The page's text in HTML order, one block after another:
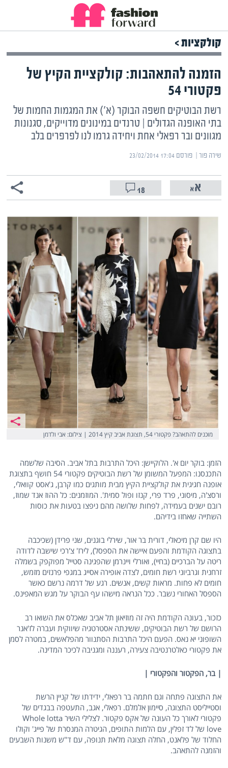
קולקציות >
הזמנה להתאהבות: קולקציית הקיץ של
פקטורי 54
רשת הבוטיקים חשפה הבוקר (א') את המגמות החמות של
בתי האופנה הגדולים | טרנדים במינונים מדוייקים, סגנונות
מגוונים ובר רפאלי אחת ויחידה גרמו לנו לפרפרים בלב
שירה פור | ‏פורסם ‎23/02/2014 17:04
18
מוכנים להתאהב? פקטורי 54, תצוגת אביב קיץ 2014 | צילום: אבי ולדמן
הזמן: בוקר יום א'. הלוקיישן: היכל התרבות בתל אביב. הסיבה שלשמה
התכנסנו: המפעל המשומן של רשת הבוטיקים פקטורי 54 חושף בתצוגת
אופנה חגיגית את קולקציית הקיץ מבית מותגים כמו קרבן, ג'אסט קוואלי,
ורסצ'ה, מיסוני, פרד פרי, קנזו ופול סמית'. המוזמנים: כל ההוז אנד שמוז,
רובם ישנים בעמידה, לפחות שלושה מהם ניפצו בטעות את כוסות
השתייה שאחזו בידיהם.
היו שם קרן מיכאלי, דורית בר אור, שירלי בוגנים, שני פרידן (שכיכבה
בתצוגה הקודמת והפעם איישה את הספסל), לירז' צ'רכי שישבה לדודה
ריטה על הברכיים (בחיי), ואורלי ויינרמן שהפגינה סטייל מפוקפק בשמלה
זרחנית וגרביוני רשת חומים, לצדה אופירה אסייג במגפי פרנזים מזמש,
חומים לא פחות. מראות קשים, אנשים. רגע של דרמה נרשם כאשר
הספסל האחורי נשבר. ככל הנראה מישהו עף הבוקר על מגש המאפינס.
כזכור, בעונה הקודמת היה זה מוזיאון תל אביב שאכלס את השואו רב
הרושם של רשת הבוטיקים, ששינתה אסטרטגיה שיווקית ועברה לז'אנר
השופוני יא נאס. הפעם היכל התרבות הסתנוור מהפלאשים, במטרה לסמן
את פקטורי כאלטרנטיבה צעירה, רעננה ומגניבה לכיכר המדינה.
| בר, הפקטור והפקטורי |
את התצוגה פתחה וגם חתמה בר רפאלי, ידידתו של קניין הרשת
וסטייליסט התצוגה, סיימון אלמלם. רפאלי, אגב, התעטפה בבגדים של
פקטורי לאורך כל העונה של אקס פקטור. לצלילי השיר Whole lotta
love של לד זפלין, עם הלמות התופים, הגיטרה המנסרת של פייג' וקולו
החלוד של פלאנט, החלה תצוגה מלאת תנופה, עם ד"ש משנות השבעים
והזמנה להתאהב.